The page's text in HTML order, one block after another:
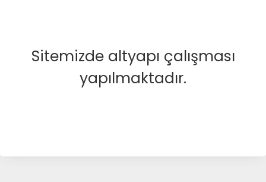
Sitemizde altyapı çalışması
yapılmaktadır.